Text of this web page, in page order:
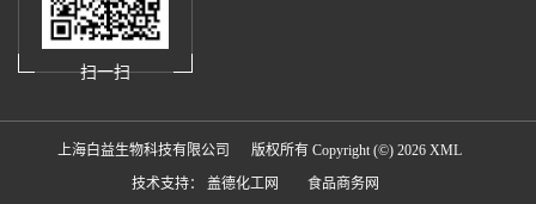
扫一扫
上海白益生物科技有限公司 版权所有 Copyright (©) 2026 XML
技术支持： 盖德化工网 食品商务网